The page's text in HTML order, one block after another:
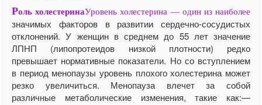
Роль холестеринаУровень холестерина — один из наиболее
значимых факторов в развитии сердечно-сосудистых
отклонений. У женщин в среднем до 55 лет значение
ЛПНП (липопротеидов низкой плотности) редко
превышает нормативные показатели. Но со вступлением
в период менопаузы уровень плохого холестерина может
резко увеличиться. Менопауза влечет за собой
различные метаболические изменения, такие как:—